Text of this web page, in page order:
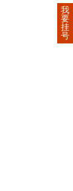
我
要
挂
号